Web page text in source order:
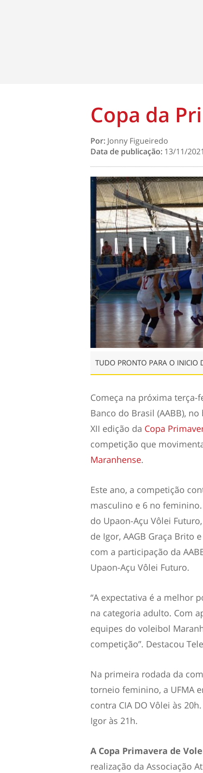
Copa da
Por: Jonny Figueiredo
Data de publicação: 13/11/
TUDO PRONTO PARA O INICIO
Começa na próxima terça-
Banco do Brasil (AABB),
XII edição da Copa
competição que
Maranhense.
Este ano, a competição
masculino e 6 no
do Upaon-Açu Vôlei
de Igor, AAGB Graça Brito
com a participação da
Upaon-Açu Vôlei Futuro.
“A expectativa é a melhor
na categoria adulto. Com
equipes do voleibol
competição”. Destacou
Na primeira rodada da
torneio feminino, a UFMA
contra CIA DO Vôlei às
Igor às 21h.
A Copa Primavera de
realização da Associação